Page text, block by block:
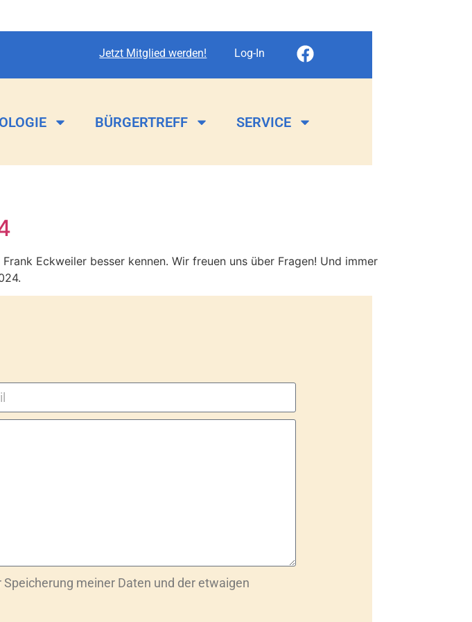
Jetzt Mitglied werden! Log-In
BÜRGERTREFF SERVICE
Eckweiler besser kennen. Wir freuen uns über Fragen! Und immer
meiner Daten und der etwaigen